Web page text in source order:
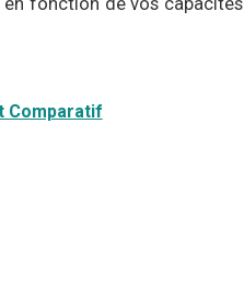
Comparatif